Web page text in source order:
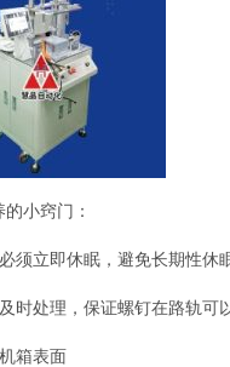
小窍门：
须立即休眠，避免长期性休
时处理，保证螺钉在路轨可
箱表面